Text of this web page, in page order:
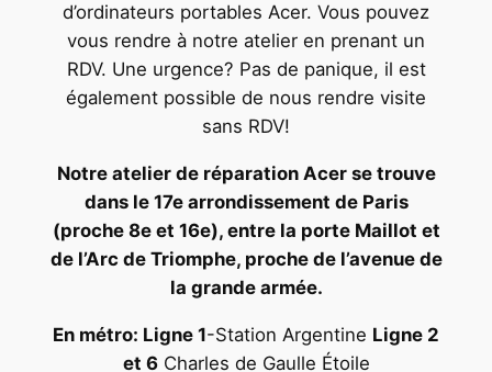
d’ordinateurs portables Acer. Vous pouvez
vous rendre à notre atelier en prenant un
RDV. Une urgence? Pas de panique, il est
également possible de nous rendre visite
sans RDV!
Notre atelier de réparation Acer se trouve
dans le 17e arrondissement de Paris
(proche 8e et 16e), entre la porte Maillot et
de l’Arc de Triomphe, proche de l’avenue de
la grande armée.
En métro: Ligne 1-Station Argentine Ligne 2
et 6Charles de Gaulle Étoile